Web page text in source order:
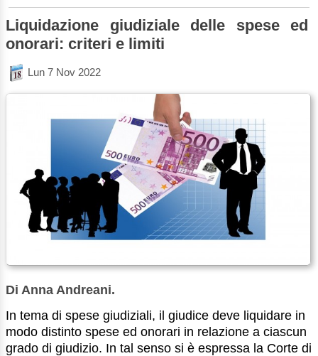
Liquidazione giudiziale delle spese ed
onorari: criteri e limiti
Lun 7 Nov 2022
Di Anna Andreani.
In tema di spese giudiziali, il giudice deve liquidare in
modo distinto spese ed onorari in relazione a ciascun
grado di giudizio. In tal senso si è espressa la Corte di